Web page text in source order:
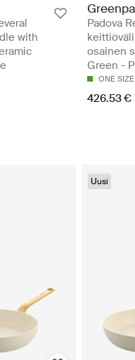
with
Padova
osainen
Green -
ONE SIZE
426.53 €
Uusi